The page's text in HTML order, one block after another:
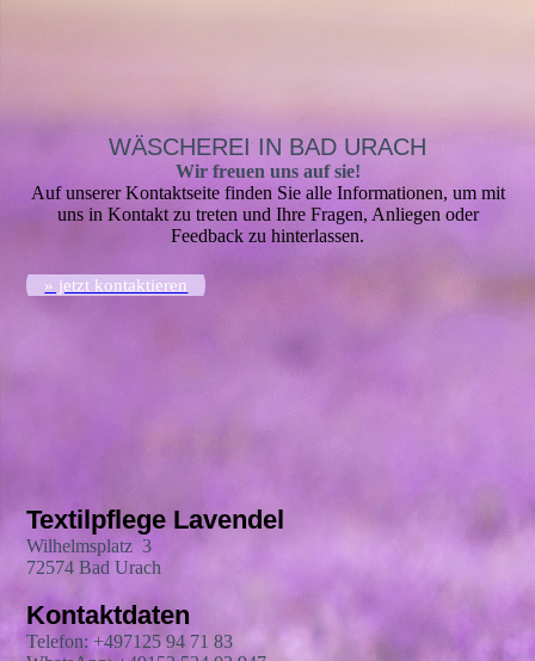
WÄSCHEREI IN BAD URACH
Wir freuen uns auf sie!
Auf unserer Kontaktseite finden Sie alle Informationen, um mit
uns in Kontakt zu treten und Ihre Fragen, Anliegen oder
Feedback zu hinterlassen.
» jetzt kontaktieren
Textilpflege Lavendel
Wilhelmsplatz 3
72574 Bad Urach
Kontaktdaten
Telefon: +497125 94 71 83